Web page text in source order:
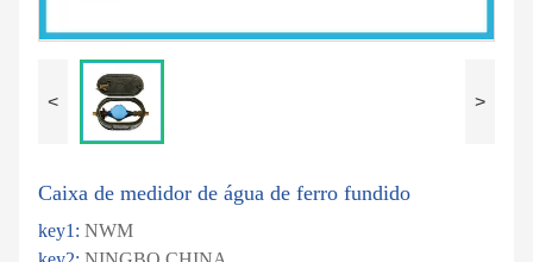
< >
Caixa de medidor de água de ferro fundido
key1: NWM